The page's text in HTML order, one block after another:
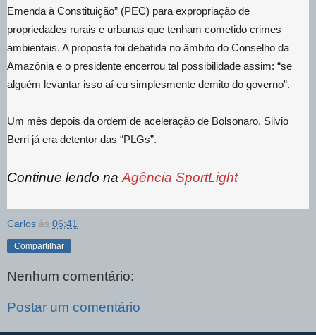
Emenda à Constituição” (PEC) para expropriação de
propriedades rurais e urbanas que tenham cometido crimes
ambientais. A proposta foi debatida no âmbito do Conselho da
Amazônia e o presidente encerrou tal possibilidade assim: “se
alguém levantar isso aí eu simplesmente demito do governo”.
Um mês depois da ordem de aceleração de Bolsonaro, Silvio
Berri já era detentor das “PLGs”.
Continue lendo naAgência SportLight
Carlos às 06:41
Compartilhar
Nenhum comentário:
Postar um comentário